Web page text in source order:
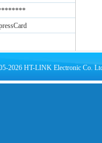
********
2026 HT-LINK Electronic Co.